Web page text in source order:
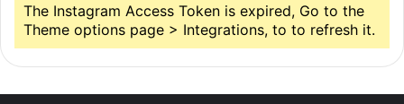
The Instagram Access Token is expired, Go to the
Theme options page > Integrations, to to refresh it.